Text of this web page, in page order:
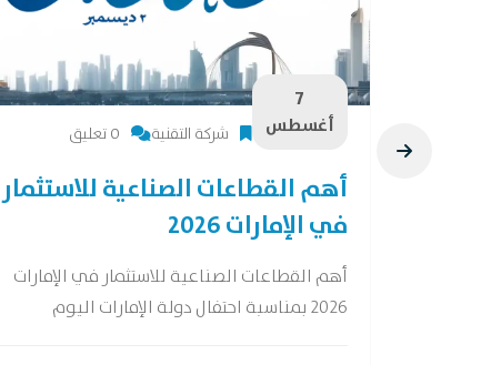
7
أغسطس
شركة التقنية 0 تعليق
أهم القطاعات الصناعية للاستثمار
في الإمارات 2026
أهم القطاعات الصناعية للاستثمار في الإمارات
2026 بمناسبة احتفال دولة الإمارات اليوم